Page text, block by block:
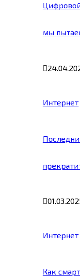
мы
Интернет
Интернет
Как